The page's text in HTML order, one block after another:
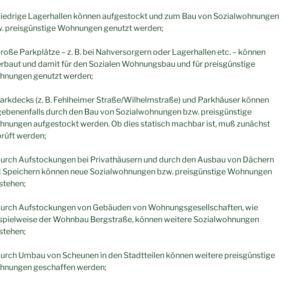
Lagerhallen können aufgestockt und zum Bau von Sozialwohnungen
preisgünstige Wohnungen genutzt werden;
Parkplätze – z. B. bei Nahversorgern oder Lagerhallen etc. – können
und damit für den Sozialen Wohnungsbau und für preisgünstige
genutzt werden;
(z. B. Fehlheimer Straße/Wilhelmstraße) und Parkhäuser können
durch den Bau von Sozialwohnungen bzw. preisgünstige
aufgestockt werden. Ob dies statisch machbar ist, muß zunächst
werden;
Aufstockungen bei Privathäusern und durch den Ausbau von Dächern
Speichern können neue Sozialwohnungen bzw. preisgünstige Wohnungen
Aufstockungen von Gebäuden von Wohnungsgesellschaften, wie
der Wohnbau Bergstraße, können weitere Sozialwohnungen
Umbau von Scheunen in den Stadtteilen können weitere preisgünstige
geschaffen werden;